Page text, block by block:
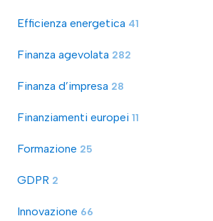
Efficienza energetica 41
Finanza agevolata 282
Finanza d’impresa 28
Finanziamenti europei 11
Formazione 25
GDPR 2
Innovazione 66